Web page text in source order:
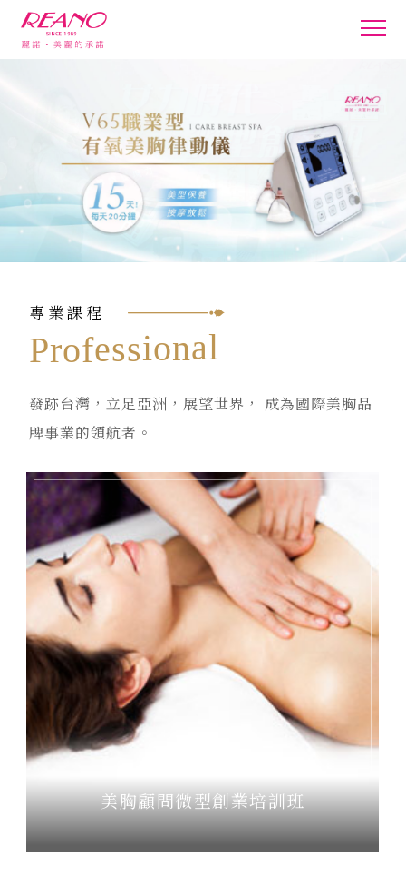
專業課程
Professional
發跡台灣，立足亞洲，展望世界， 成為國際美胸品
牌事業的領航者。
美胸顧問全能認證培訓班